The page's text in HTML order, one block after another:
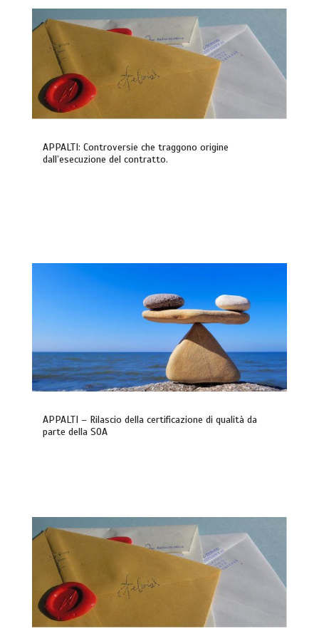
APPALTI: Controversie che traggono origine
dall’esecuzione del contratto.
APPALTI – Rilascio della certificazione di qualità da
parte della SOA